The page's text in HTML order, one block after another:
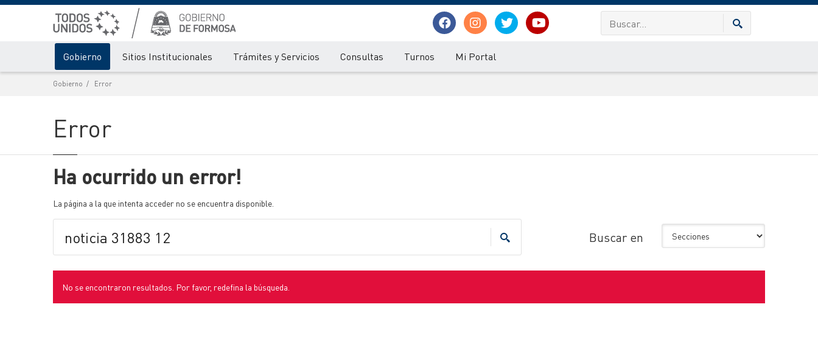
Gobierno Sitios Institucionales Trámites y Servicios Consultas Turnos Mi Portal
Gobierno Error
Error
Ha ocurrido un error!
La página a la que intenta acceder no se encuentra disponible.
Buscar en
No se encontraron resultados. Por favor, redefina la búsqueda.